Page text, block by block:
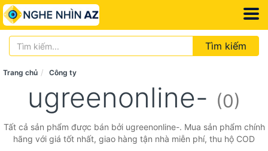
Tìm kiếm
Trang chủ Công ty
ugreenonline- (0)
Tất cả sản phẩm được bán bởi ugreenonline-. Mua sản phẩm chính
hãng với giá tốt nhất, giao hàng tận nhà miễn phí, thu hộ COD